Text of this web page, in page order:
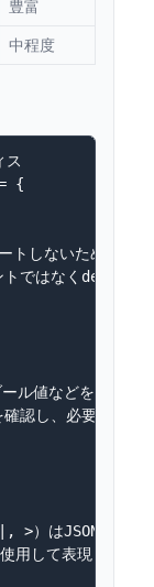
豊富
中程度
ス
{
しないため、
ではなく
ル値などをより柔
認し、必要に応じ
>）はJSONでは単
用して表現'